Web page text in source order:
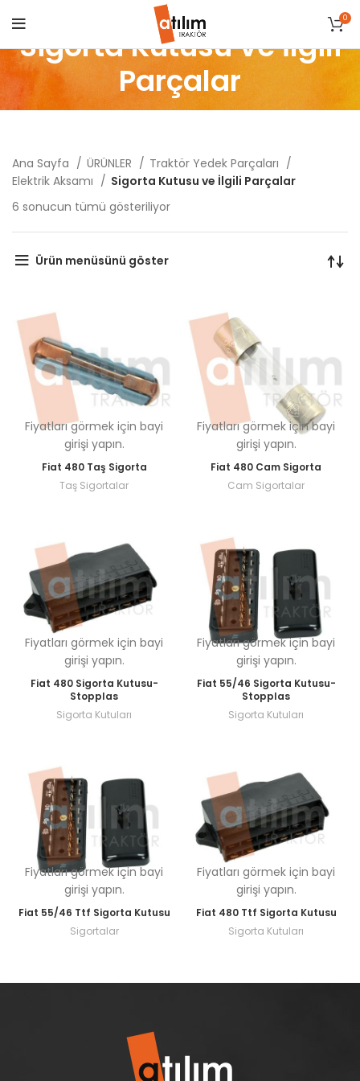
0
Sigorta Kutusu ve İlgili
Parçalar
Ana Sayfa ÜRÜNLER
Traktör Yedek Parçaları
Elektrik Aksamı
Sigorta Kutusu ve İlgili Parçalar
6 sonucun tümü gösteriliyorPopülerliğe
Ürün menüsünü göster
Fiyatları görmek için bayi
girişi yapın.
Fiat 480 Taş Sigorta
Taş Sigortalar
Fiyatları görmek için bayi
girişi yapın.
Fiat 480 Cam Sigorta
Cam Sigortalar
Fiyatları görmek için bayi
girişi yapın.
Fiat 480 Sigorta Kutusu-
Stopplas
Sigorta Kutuları
Fiyatları görmek için bayi
girişi yapın.
Fiat 55/46 Sigorta Kutusu-
Stopplas
Sigorta Kutuları
Fiyatları görmek için bayi
girişi yapın.
Fiat 55/46 Ttf Sigorta Kutusu
Sigortalar
Fiyatları görmek için bayi
girişi yapın.
Fiat 480 Ttf Sigorta Kutusu
Sigorta Kutuları